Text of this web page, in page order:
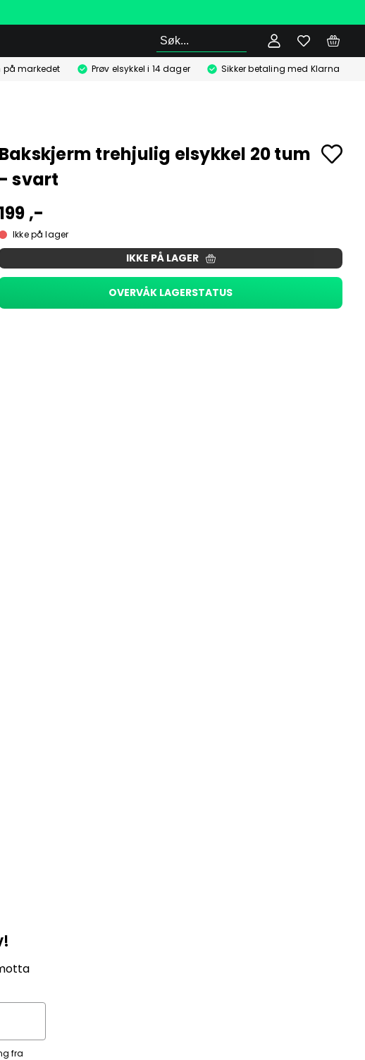
Søk
på markedet Prøv elsykkel i 14 dager Sikker betaling med Klarna
Bakskjerm trehjulig elsykkel 20 tum
- svart
,-
Ikke på lager
IKKE PÅ LAGER
OVERVÅK LAGERSTATUS
fra